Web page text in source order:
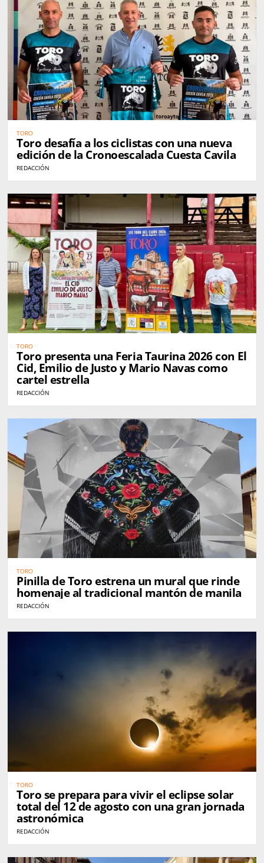
TORO
Toro desafía a los ciclistas con una nueva
edición de la Cronoescalada Cuesta Cavila
REDACCIÓN
TORO
Toro presenta una Feria Taurina 2026 con El
Cid, Emilio de Justo y Mario Navas como
cartel estrella
REDACCIÓN
TORO
Pinilla de Toro estrena un mural que rinde
homenaje al tradicional mantón de manila
REDACCIÓN
TORO
Toro se prepara para vivir el eclipse solar
total del 12 de agosto con una gran jornada
astronómica
REDACCIÓN